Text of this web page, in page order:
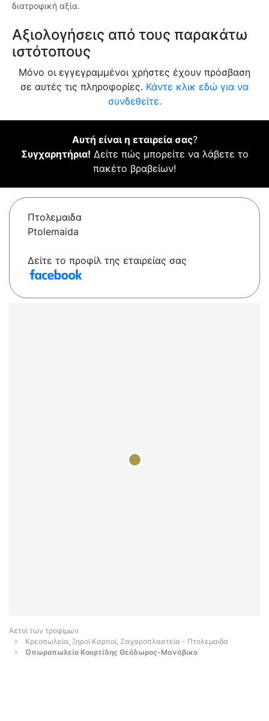
διατροφική αξία.
Αξιολογήσεις από τους παρακάτω
ιστότοπους
Μόνο οι εγγεγραμμένοι χρήστες έχουν πρόσβαση
σε αυτές τις πληροφορίες. Κάντε κλικ εδώ για να
συνδεθείτε.
Αυτή είναι η εταιρεία σας?
Συγχαρητήρια! Δείτε πώς μπορείτε να λάβετε το
πακέτο βραβείων!
Πτολεμαιδα
Ptolemaida
Δείτε το προφίλ της εταιρείας σας
Αετοί των τροφίμων
Κρεοπωλεία, Ξηροί Καρποί, Ζαχαροπλαστεία - Πτολεμαιδα
Όπωροπωλείο Κουρτίδης Θεόδωρος-Μανάβικο